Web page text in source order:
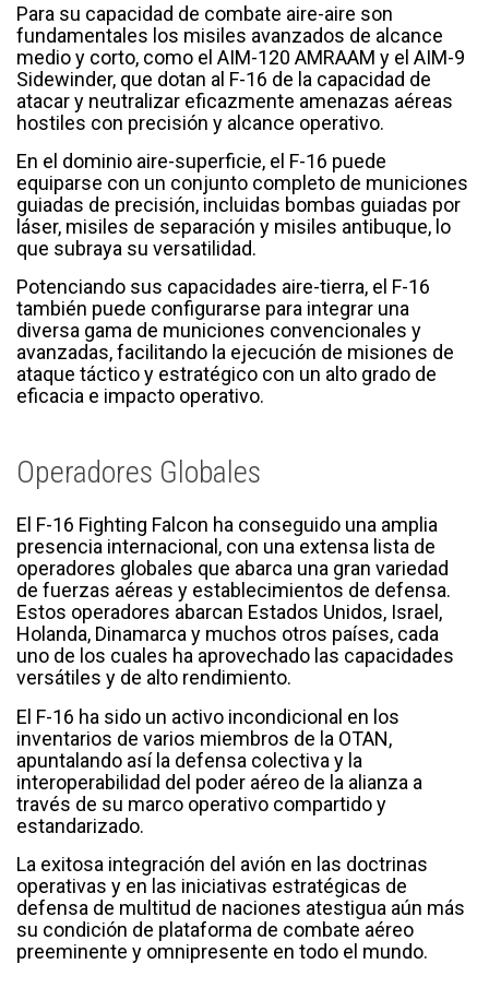
Para su capacidad de combate aire-aire son
fundamentales los misiles avanzados de alcance
medio y corto, como el AIM-120 AMRAAM y el AIM-9
Sidewinder, que dotan al F-16 de la capacidad de
atacar y neutralizar eficazmente amenazas aéreas
hostiles con precisión y alcance operativo.
En el dominio aire-superficie, el F-16 puede
equiparse con un conjunto completo de municiones
guiadas de precisión, incluidas bombas guiadas por
láser, misiles de separación y misiles antibuque, lo
que subraya su versatilidad.
Potenciando sus capacidades aire-tierra, el F-16
también puede configurarse para integrar una
diversa gama de municiones convencionales y
avanzadas, facilitando la ejecución de misiones de
ataque táctico y estratégico con un alto grado de
eficacia e impacto operativo.
Operadores Globales
El F-16 Fighting Falcon ha conseguido una amplia
presencia internacional, con una extensa lista de
operadores globales que abarca una gran variedad
de fuerzas aéreas y establecimientos de defensa.
Estos operadores abarcan Estados Unidos, Israel,
Holanda, Dinamarca y muchos otros países, cada
uno de los cuales ha aprovechado las capacidades
versátiles y de alto rendimiento.
El F-16 ha sido un activo incondicional en los
inventarios de varios miembros de la OTAN,
apuntalando así la defensa colectiva y la
interoperabilidad del poder aéreo de la alianza a
través de su marco operativo compartido y
estandarizado.
La exitosa integración del avión en las doctrinas
operativas y en las iniciativas estratégicas de
defensa de multitud de naciones atestigua aún más
su condición de plataforma de combate aéreo
preeminente y omnipresente en todo el mundo.